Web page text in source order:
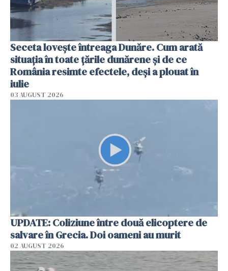
Seceta lovește întreaga Dunăre. Cum arată
situația în toate țările dunărene și de ce
România resimte efectele, deși a plouat în
iulie
03 AUGUST 2026
UPDATE: Coliziune între două elicoptere de
salvare în Grecia. Doi oameni au murit
02 AUGUST 2026